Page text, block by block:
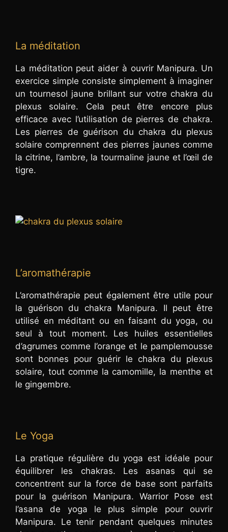
La méditation
La méditation peut aider à ouvrir Manipura. Un
exercice simple consiste simplement à imaginer
un tournesol jaune brillant sur votre chakra du
plexus solaire. Cela peut être encore plus
efficace avec l’utilisation de pierres de chakra.
Les pierres de guérison du chakra du plexus
solaire comprennent des pierres jaunes comme
la citrine, l’ambre, la tourmaline jaune et l’œil de
tigre.
L’aromathérapie
L’aromathérapie peut également être utile pour
la guérison du chakra Manipura. Il peut être
utilisé en méditant ou en faisant du yoga, ou
seul à tout moment. Les huiles essentielles
d’agrumes comme l’orange et le pamplemousse
sont bonnes pour guérir le chakra du plexus
solaire, tout comme la camomille, la menthe et
le gingembre.
Le Yoga
La pratique régulière du yoga est idéale pour
équilibrer les chakras. Les asanas qui se
concentrent sur la force de base sont parfaits
pour la guérison Manipura. Warrior Pose est
l’asana de yoga le plus simple pour ouvrir
Manipura. Le tenir pendant quelques minutes